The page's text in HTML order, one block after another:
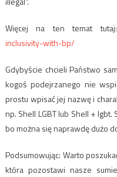
Więcej na ten temat
inclusivity-with-bp/
Gdybyście chcieli Państwo
kogoś podejrzanego nie
prostu wpisać jej nazwę i
np. Shell LGBT lub Shell +
bo można się naprawdę dużo
Podsumowując: Warto
która pozostawi nasze